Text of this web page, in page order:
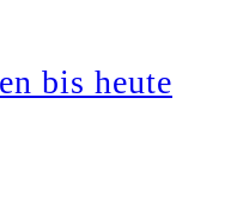
bis heute